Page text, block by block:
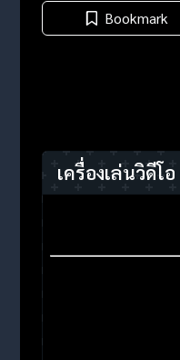
Bookmark
เครื่องเล่นวิดีโอ